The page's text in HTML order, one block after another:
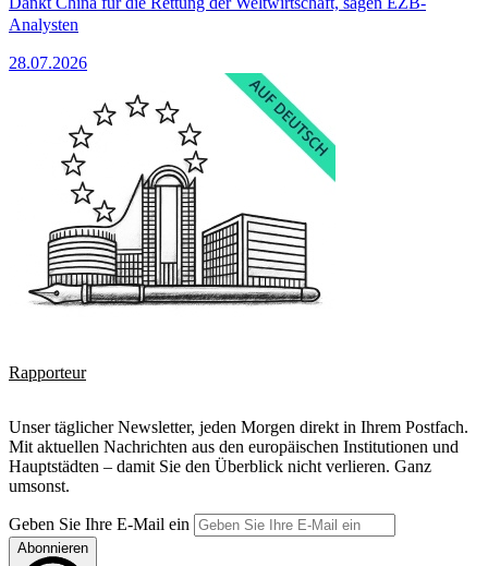
Analysten
28.07.2026
Rapporteur
Unser täglicher Newsletter, jeden Morgen direkt in Ihrem Postfach.
Mit aktuellen Nachrichten aus den europäischen Institutionen und
Hauptstädten – damit Sie den Überblick nicht verlieren. Ganz
umsonst.
Geben Sie Ihre E-Mail ein
Abonnieren